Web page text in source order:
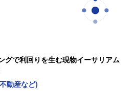
グで利回りを生む現物イーサリアム
動産など)